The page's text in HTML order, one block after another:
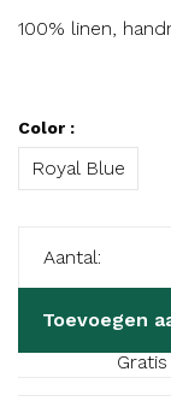
100% linen,
Color :
Royal Blue
Aantal:
Toevoegen